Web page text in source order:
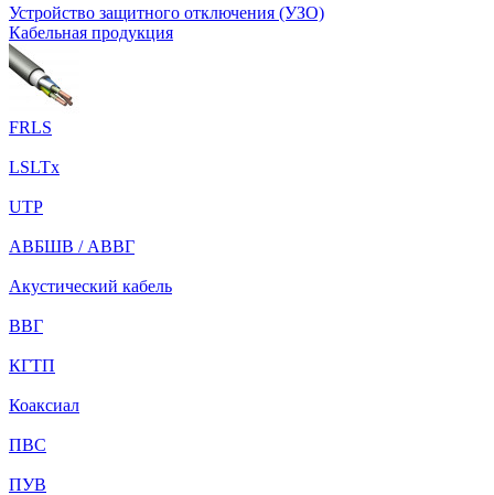
Устройство защитного отключения (УЗО)
Кабельная продукция
FRLS
LSLTx
UTP
АВБШВ / АВВГ
Акустический кабель
ВВГ
КГТП
Коаксиал
ПВС
ПУВ